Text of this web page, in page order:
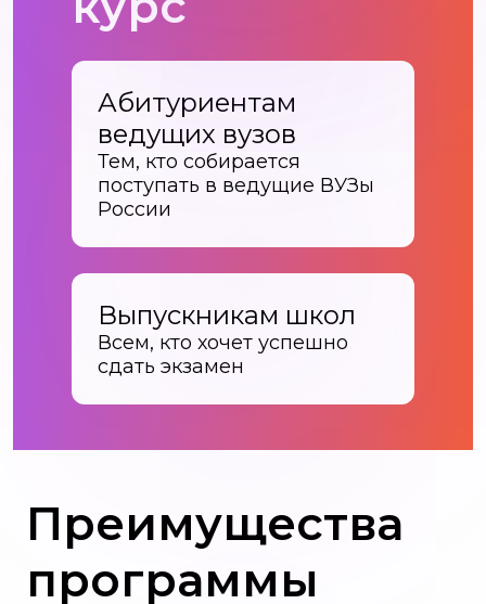
Абитуриентам
ведущих вузов
Тем, кто собирается
поступать в ведущие ВУЗы
России
Выпускникам школ
Всем, кто хочет успешно
сдать экзамен
Преимущества
программы